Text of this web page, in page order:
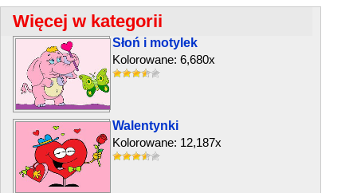
Więcej w kategorii
Słoń i motylek
Kolorowane: 6,680x
Walentynki
Kolorowane: 12,187x